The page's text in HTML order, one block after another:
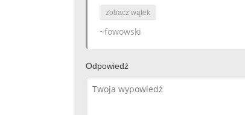
zobacz wątek
~fowowski
Odpowiedź